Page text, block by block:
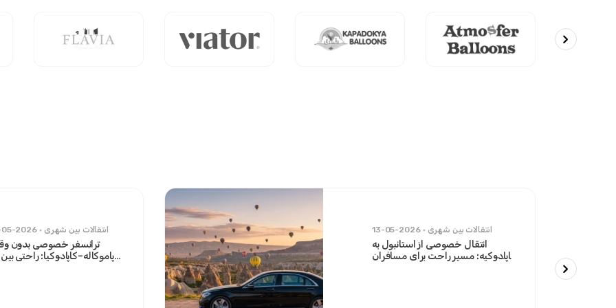
05-2026 انتقالات بین شهری
ترانسفر خصوصی بدون
پاموکاله–کاپادوکیا: راحتی
13-05-2026 انتقالات بین شهری
انتقال خصوصی از استانبول به
کاپادوکیه: مسیر راحت برای مسافران